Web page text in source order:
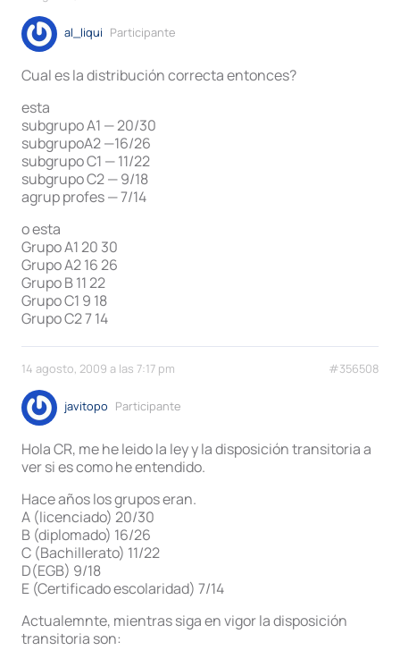
al_liqui Participante
Cual es la distribución correcta entonces?
esta
subgrupo A1 — 20/30
subgrupoA2 —16/26
subgrupo C1 — 11/22
subgrupo C2 — 9/18
agrup profes — 7/14
o esta
Grupo A1 20 30
Grupo A2 16 26
Grupo B 11 22
Grupo C1 9 18
Grupo C2 7 14
14 agosto, 2009 a las 7:17 pm #356508
javitopo Participante
Hola CR, me he leido la ley y la disposición transitoria a
ver si es como he entendido.
Hace años los grupos eran.
A (licenciado) 20/30
B (diplomado) 16/26
C (Bachillerato) 11/22
D(EGB) 9/18
E (Certificado escolaridad) 7/14
Actualemnte, mientras siga en vigor la disposición
transitoria son: